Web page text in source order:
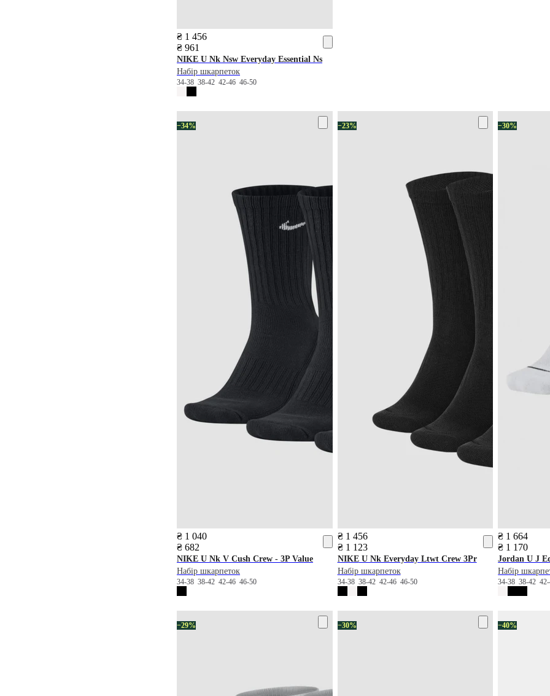
₴ 1 456
₴ 961
NIKE U Nk Nsw Everyday Essential Ns
Набір шкарпеток
34-38 38-42 42-46 46-50
−34%
₴ 1 040
₴ 682
NIKE U Nk V Cush Crew - 3P Value
Набір шкарпеток
34-38 38-42 42-46 46-50
−23%
₴ 1 456
₴ 1 123
NIKEU Nk Everyday Ltwt Crew 3Pr
Набір шкарпеток
34-38 38-42 42-46 46-50
−30%
₴ 1 664
₴ 1 170
Jordan U J
Набір
34-3838-42
−29% −30% −40%